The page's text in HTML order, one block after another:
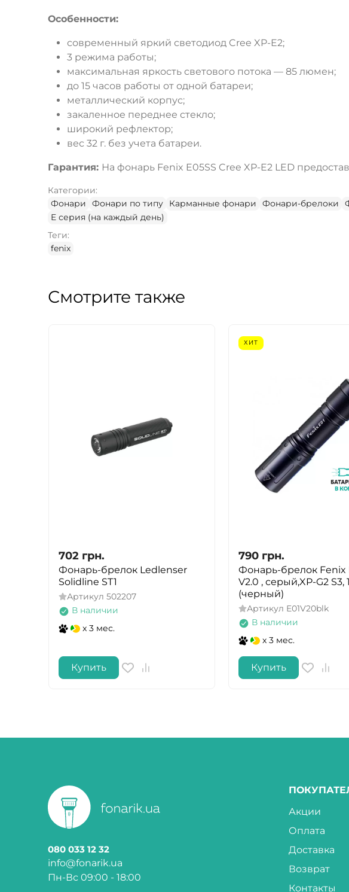
Особенности:
современный яркий светодиод Cree XP-E2;
3 режима работы;
максимальная яркость светового потока — 85 люмен;
до 15 часов работы от одной батареи;
металлический корпус;
закаленное переднее стекло;
широкий рефлектор;
вес 32 г. без учета батареи.
Гарантия: На фонарь Fenix E05SS Cree XP-E2 LED
Категории:
Фонари
Фонари по типу Карманные фонари Фонари-брелоки
E серия (на каждый день)
Теги:
fenix
Смотрите также
702 грн.
Фонарь-брелок Ledlenser
Solidline ST1
Артикул 502207
В наличии
x 3 мес.
Купить
ХИТ
790 грн.
Фонарь-брелок Fenix
V2.0 , серый,XP-G2 S3,
(черный)
Артикул E01V20blk
В наличии
x 3 мес.
Купить
080 033 12 32
info@fonarik.ua
Пн-Вс 09:00 - 18:00
Акции
Оплата
Доставка
Возврат
Контакты